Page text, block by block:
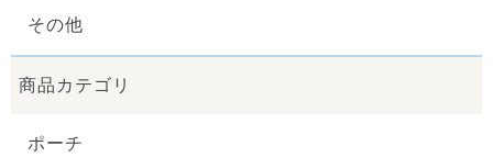
その他
商品カテゴリ
ポーチ